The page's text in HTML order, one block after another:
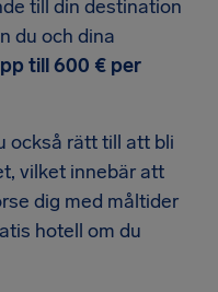
till din destination
du och dina
till 600 € per
också rätt till att bli
vilket innebär att
dig med måltider
hotell om du